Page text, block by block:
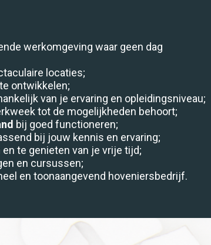
werkomgeving waar geen dag
locaties;
ontwikkelen;
van je ervaring en opleidingsniveau;
tot de mogelijkheden behoort;
bij goed functioneren;
bij jouw kennis en ervaring;
te genieten van je vrije tijd;
en cursussen;
en toonaangevend hoveniersbedrijf.